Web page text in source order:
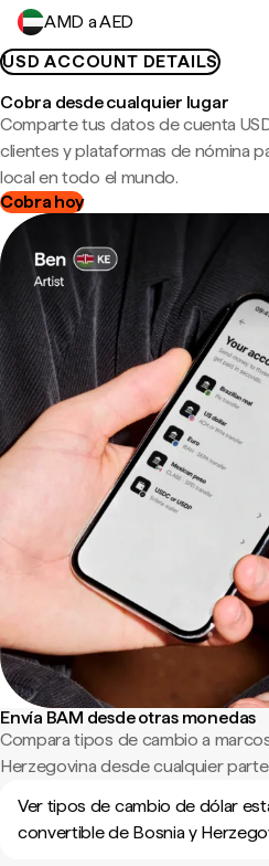
AMD a AED
USD ACCOUNT DETAILS
Cobra desde cualquier lugar
Comparte tus datos de cuenta
clientes y plataformas de nómina
local en todo el mundo.
Cobra hoy
Envía BAM desde otras monedas
Compara tipos de cambio a
Herzegovina desde cualquier
Ver tipos de cambio de dólar
convertible de Bosnia y